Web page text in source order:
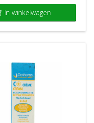
In winkelwagen